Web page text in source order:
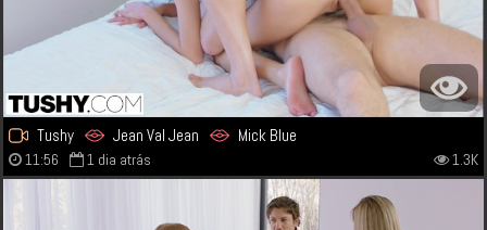
Tushy Jean Val Jean Mick Blue
11:56 1 dia atrás 1.3K